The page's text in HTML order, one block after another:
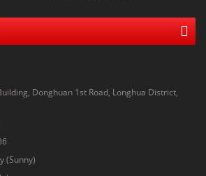
Donghuan 1st Road, Longhua District,
(Sunny)